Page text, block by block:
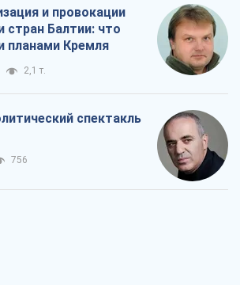
и провокации
стран Балтии: что
планами Кремля
2,1 т.
спектакль
756